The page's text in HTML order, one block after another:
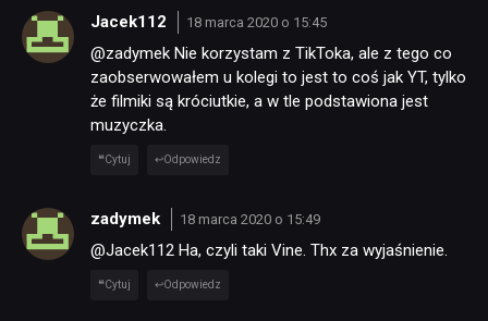
Jacek112 18 marca 2020 o 15:45
@zadymek Nie korzystam z TikToka, ale z tego co
zaobserwowałem u kolegi to jest to coś jak YT, tylko
że filmiki są króciutkie, a w tle podstawiona jest
muzyczka.
Cytuj Odpowiedz
zadymek 18 marca 2020 o 15:49
@Jacek112 Ha, czyli taki Vine. Thx za wyjaśnienie.
Cytuj Odpowiedz